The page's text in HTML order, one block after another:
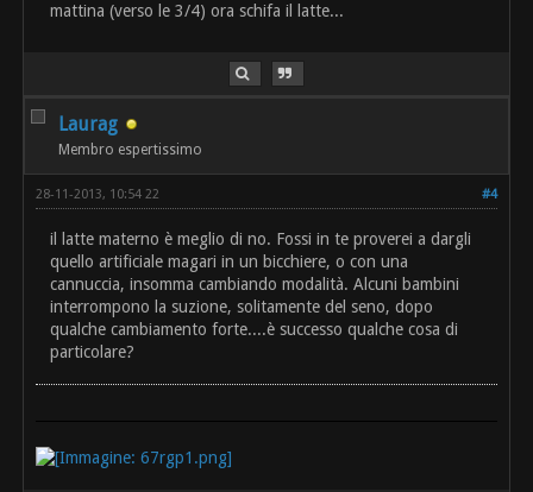
mattina (verso le 3/4) ora schifa il latte...
Laurag
Membro espertissimo
#4
28-11-2013, 10:54 22
il latte materno è meglio di no. Fossi in te proverei a dargli
quello artificiale magari in un bicchiere, o con una
cannuccia, insomma cambiando modalità. Alcuni bambini
interrompono la suzione, solitamente del seno, dopo
qualche cambiamento forte....è successo qualche cosa di
particolare?